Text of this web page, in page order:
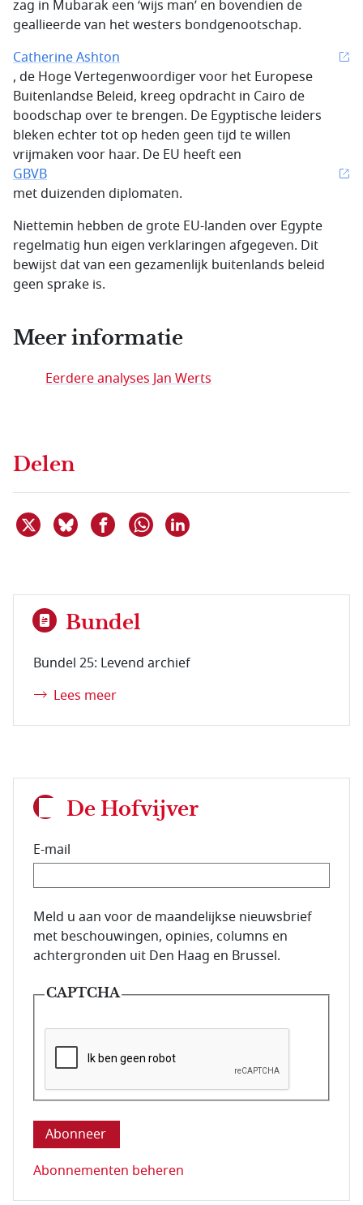
zag in Mubarak een ‘wijs man’ en bovendien de
geallieerde van het westers bondgenootschap.
Catherine Ashton
, de Hoge Vertegenwoordiger voor het Europese
Buitenlandse Beleid, kreeg opdracht in Cairo de
boodschap over te brengen. De Egyptische leiders
bleken echter tot op heden geen tijd te willen
vrijmaken voor haar. De EU heeft een
GBVB
met duizenden diplomaten.
Niettemin hebben de grote EU-landen over Egypte
regelmatig hun eigen verklaringen afgegeven. Dit
bewijst dat van een gezamenlijk buitenlands beleid
geen sprake is.
Meer informatie
Eerdere analyses Jan Werts
Delen
Deel dit item op X
Deel dit item op Bluesky
Deel dit item op Facebook
Delen via WhatsApp
Bundel
Bundel 25: Levend archief
Lees meer
De Hofvijver
E-mail
E-mailadres van de abonnee.
Meld u aan voor de maandelijkse nieuwsbrief
met beschouwingen, opinies, columns en
achtergronden uit Den Haag en Brussel.
CAPTCHA
Deze vraag is om te controleren dat u een mens
Abonnementen beheren